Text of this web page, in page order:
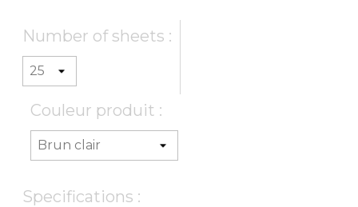
Number of sheets :
Couleur produit :
Specifications :